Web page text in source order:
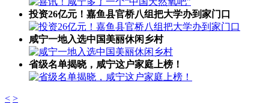
投资26亿元！嘉鱼县官桥八组把大学办到家门口
咸宁一地入选中国美丽休闲乡村
省级名单揭晓，咸宁这户家庭上榜！
< >